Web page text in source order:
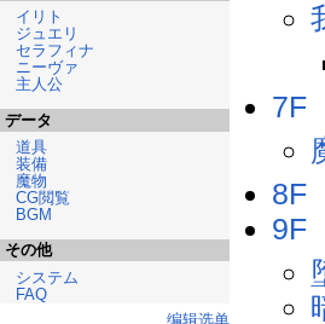
7F
8F
9F
イリト
ジュエリ
セラフィナ
ニーヴァ
主人公
データ
道具
装備
魔物
CG閲覧
BGM
その他
システム
FAQ
编辑选单